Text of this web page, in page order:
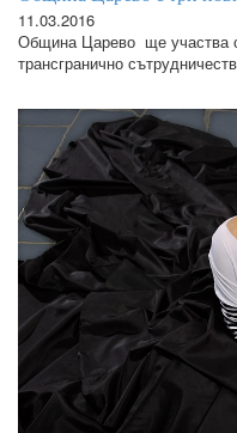
11.03.2016
Община Царево ще участва
трансгранично